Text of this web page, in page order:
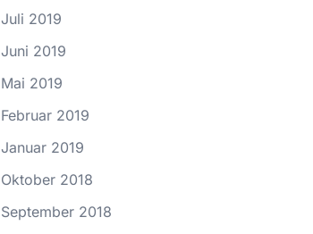
Juli 2019
Juni 2019
Mai 2019
Februar 2019
Januar 2019
Oktober 2018
September 2018